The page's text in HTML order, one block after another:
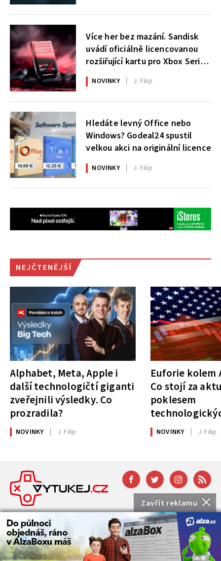
Zavřít reklamu
Více her bez mazání. Sandisk
uvádí oficiálně licencovanou
rozšiřující kartu pro Xbox Series
X|S
NOVINKY J. Filip
Hledáte levný Office nebo
Windows? Godeal24 spustil
velkou akci na originální licence
NOVINKY J. Filip
NEJČTENĚJŠÍ
Alphabet, Meta, Apple i
další technologičtí giganti
zveřejnili výsledky. Co
prozradila?
NOVINKY J. Filip
Euforie kolem
Co stojí za
poklesem
NOVINKY J. Filip